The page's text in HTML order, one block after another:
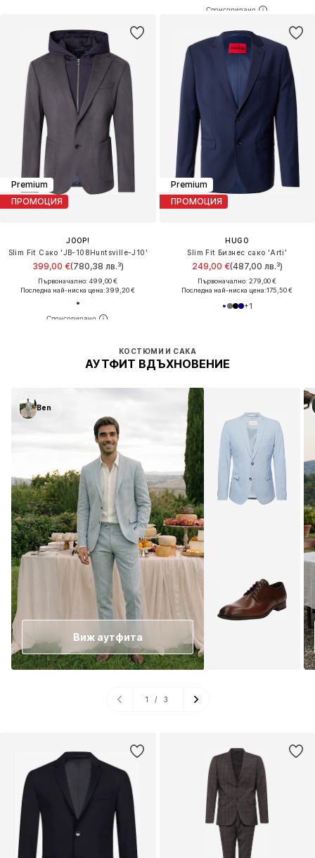
Premium
ПРОМОЦИЯ
JOOP!
Slim Fit Сако 'JB-108Huntsville-J10'
399,00 €(780,38 лв.³)
Първоначално: 499,00 €
Последна най-ниска цена:399,20 €
Premium
ПРОМОЦИЯ
HUGO
Slim Fit Бизнес сако 'Arti'
249,00 €(487,00 лв.³)
Първоначално: 279,00 €
Последна най-ниска цена:175,50 €
+1
КОСТЮМИ И САКА
АУТФИТ ВДЪХНОВЕНИЕ
Ben
Виж аутфита
1 / 3